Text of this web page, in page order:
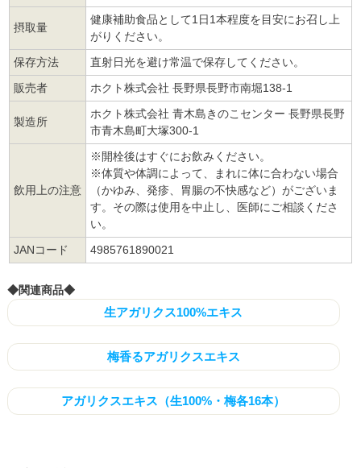
摂取量
健康補助食品として1日1本程度を目安にお召し上
がりください。
保存方法
直射日光を避け常温で保存してください。
販売者
ホクト株式会社 長野県長野市南堀138-1
製造所
ホクト株式会社 青木島きのこセンター 長野県長野
市青木島町大塚300-1
飲用上の注意
※開栓後はすぐにお飲みください。
※体質や体調によって、まれに体に合わない場合
（かゆみ、発疹、胃腸の不快感など）がございま
す。その際は使用を中止し、医師にご相談くださ
い。
JANコード
4985761890021
◆関連商品◆
生アガリクス100%エキス
梅香るアガリクスエキス
アガリクスエキス（生100%・梅各16本）